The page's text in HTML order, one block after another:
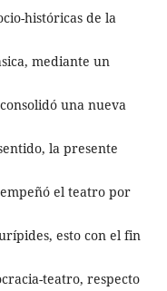
históricas de la
mediante un
una nueva
la presente
el teatro por
esto con el fin
teatro, respecto